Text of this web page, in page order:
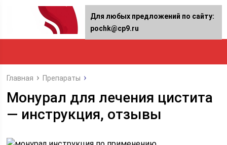
Главная Препараты
Монурал для лечения цистита
— инструкция, отзывы
Для любых предложений по сайту:
pochk@cp9.ru